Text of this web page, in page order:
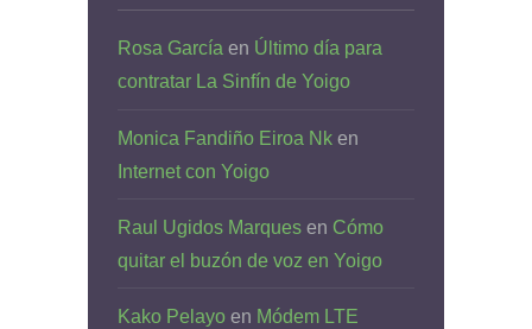
Rosa García en Último día para
contratar La Sinfín de Yoigo
Monica Fandiño Eiroa Nk en
Internet con Yoigo
Raul Ugidos Marques en Cómo
quitar el buzón de voz en Yoigo
Kako Pelayo en Módem LTE